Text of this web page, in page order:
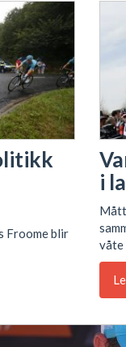
Froome blir
i
våte